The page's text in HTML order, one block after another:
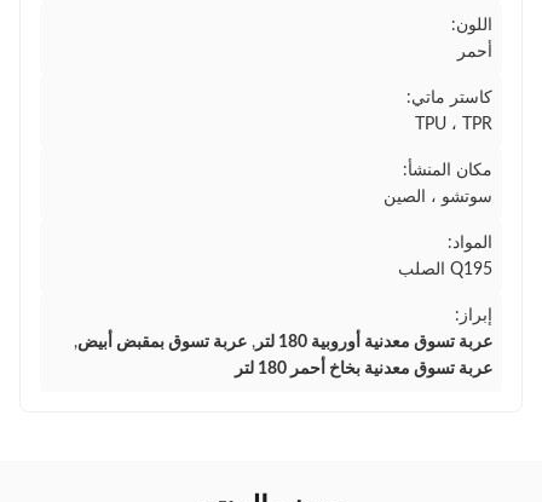
اللون:
أحمر
كاستر ماتي:
TPU ، TPR
مكان المنشأ:
سوتشو ، الصين
المواد:
Q195 الصلب
إبراز:
عربة تسوق معدنية أوروبية 180 لتر
, عربة تسوق بمقبض أبيض,
عربة تسوق معدنية بخاخ أحمر 180 لتر